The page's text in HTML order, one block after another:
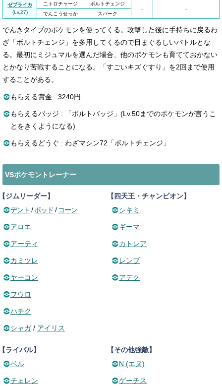
ゼブライカ
(Lv.27)
ニトロチャージ
ボルトチェンジ
-
-
でんこうせっか
スパーク
でんきタイプのポケモンを使ってくる。攻撃した後に手持ちに戻るわ
ざ「ボルトチェンジ」を多用してくるので目まぐるしいバトルとな
る。最初にミジュマルを選んだ場合、他のポケモンも育てておかない
とかなり苦戦することになる。「すごいキズぐすり」を2回まで使用
することがある。
もらえる賞金 : 3240円
もらえるバッジ : 「ボルトバッジ」(Lv.50までのポケモンが言うこ
とをきくようになる)
もらえるどうぐ : わざマシン72「ボルトチェンジ」
VSポケモントレーナー
ジムリーダー】
デント /ポッド / コーン
アロエ
アーティ
カミツレ
ヤーコン
フウロ
ハチク
シャガ/ アイリス
【四天王・チャンピオン】
シキミ
ギーマ
カトレア
レンブ
アデク
ライバル】
ベル
チェレン
【その他強敵】
N (エヌ)
ゲーチス